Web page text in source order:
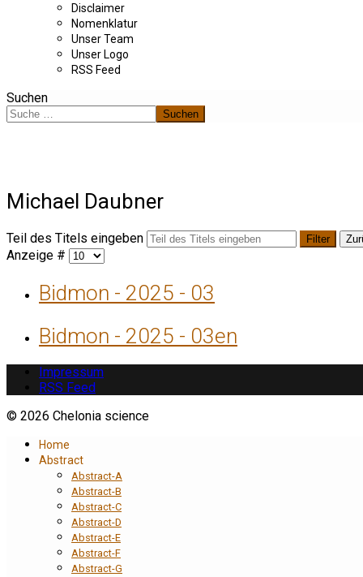
Disclaimer
Nomenklatur
Unser Team
Unser Logo
RSS Feed
Suchen
Suchen
Michael Daubner
Teil des Titels eingeben Filter
Anzeige #
Bidmon - 2025 - 03
Bidmon - 2025 - 03en
Impressum
RSS Feed
© 2026 Chelonia science
Home
Abstract
Abstract-A
Abstract-B
Abstract-C
Abstract-D
Abstract-E
Abstract-F
Abstract-G